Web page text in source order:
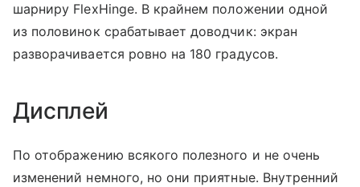
шарниру FlexHinge. В крайнем положении одной
из половинок срабатывает доводчик: экран
разворачивается ровно на 180 градусов.
Дисплей
По отображению всякого полезного и не очень
изменений немного, но они приятные. Внутренний